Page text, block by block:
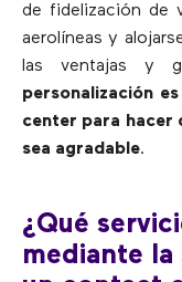
de fidelización de
aerolíneas y
las ventajas y
personalización
center para hacer
sea agradable.
¿Qué
mediante